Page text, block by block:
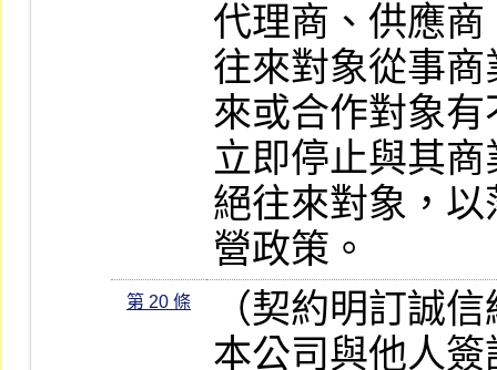
代理商、供應
往來對象從事
來或合作對象
立即停止與其
絕往來對象，
營政策。
第 20 條
（契約明訂誠
本公司與他人